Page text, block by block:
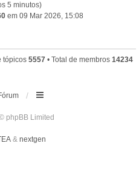
5 minutos)
em 09 Mar 2026, 15:08
tópicos 5557 • Total de membros 14234
phpBB Limited
& nextgen